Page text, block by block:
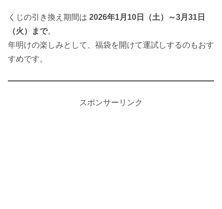
くじの引き換え期間は 2026年1月10日（土）～3月31日
（火）まで。
年明けの楽しみとして、福袋を開けて運試しするのもおす
すめです。
スポンサーリンク